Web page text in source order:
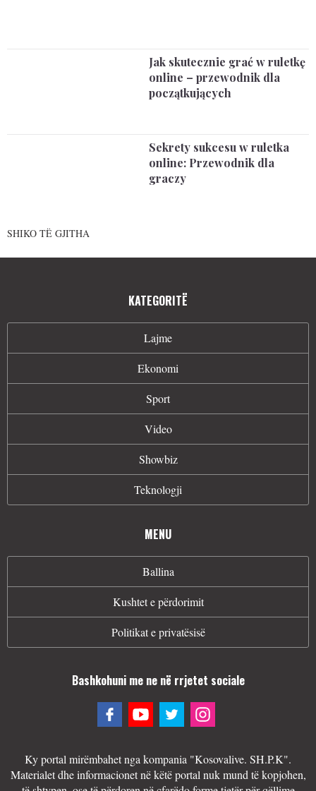
Jak skutecznie grać w ruletkę
online – przewodnik dla
początkujących
Sekrety sukcesu w ruletka
online: Przewodnik dla
graczy
SHIKO TË GJITHA
KATEGORITË
Lajme
Ekonomi
Sport
Video
Showbiz
Teknologji
MENU
Ballina
Kushtet e përdorimit
Politikat e privatësisë
Bashkohuni me ne në rrjetet sociale
Ky portal mirëmbahet nga kompania "Kosovalive. SH.P.K".
Materialet dhe informacionet në këtë portal nuk mund të kopjohen,